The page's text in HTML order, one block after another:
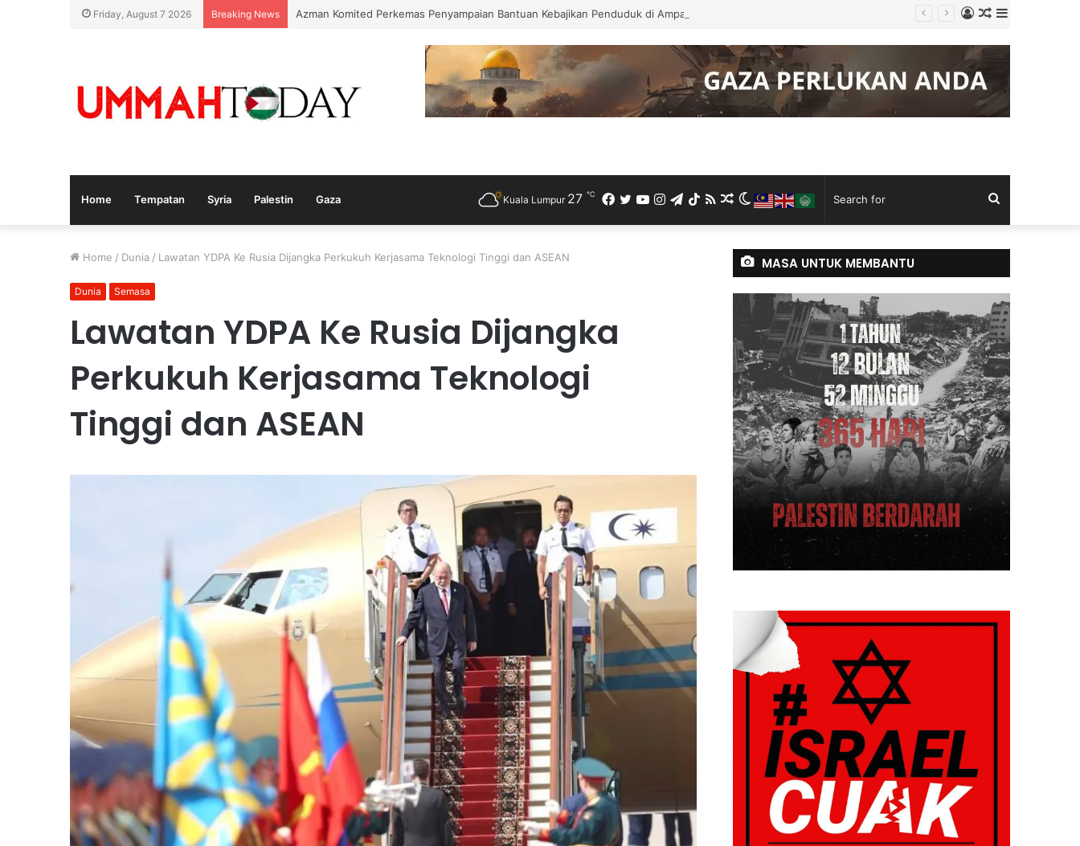
Friday, August 7 2026 Breaking News Azman Komited Perkemas Penyampaian Bantuan Kebajikan Penduduk di Ampang
Random
Article
Log
In
Home Tempatan Syria Palestin Gaza
for
Switch
skin
Random
Article
RSS
TikTok
Telegram
Instagram
YouTube
Twitter
Facebook
Kuala Lumpur 27 ℃
Home / Dunia / Lawatan YDPA Ke Rusia Dijangka Perkukuh Kerjasama Teknologi Tinggi dan ASEAN
Dunia Semasa
Lawatan YDPA Ke Rusia Dijangka
Perkukuh Kerjasama Teknologi
Tinggi dan ASEAN
MASA UNTUK MEMBANTU